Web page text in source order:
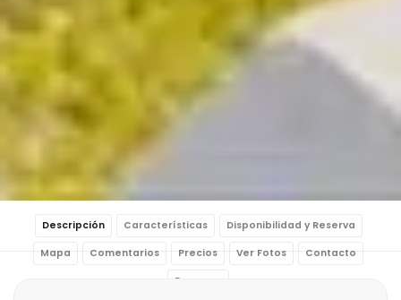
Descripción Características Disponibilidad y Reserva
Mapa Comentarios Precios Ver Fotos Contacto
Reservar